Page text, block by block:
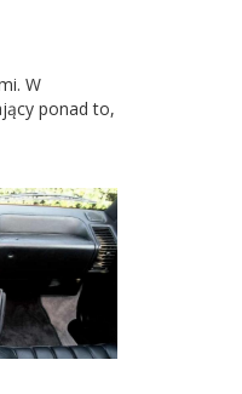
W
ponad to,